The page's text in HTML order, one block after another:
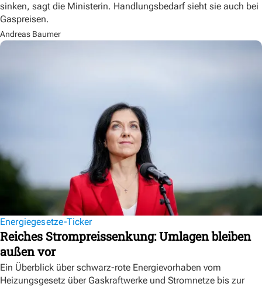
sinken, sagt die Ministerin. Handlungsbedarf sieht sie auch bei
Gaspreisen.
Andreas Baumer
Energiegesetze-Ticker
Reiches Strompreissenkung: Umlagen bleiben
außen vor
Ein Überblick über schwarz-rote Energievorhaben vom
Heizungsgesetz über Gaskraftwerke und Stromnetze bis zur